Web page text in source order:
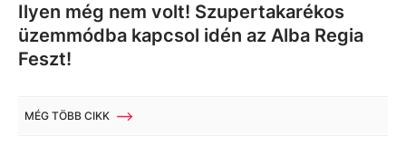
Ilyen még nem volt! Szupertakarékos
üzemmódba kapcsol idén az Alba Regia
Feszt!
MÉG TÖBB CIKK